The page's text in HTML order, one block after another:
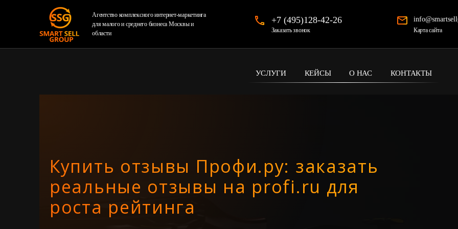
Агентство комплексного интернет-маркетинга
для малого и среднего бизнеса Москвы и
области
+7 (495)128-42-26
Заказать звонок Карта сайта
УСЛУГИ КЕЙСЫ О НАС КОНТАКТЫ
Купить отзывы Профи.ру: заказать
реальные отзывы на profi.ru для
роста рейтинга